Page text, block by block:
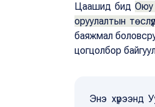
Цаашид бид Оюу
оруулалтын
баяжмал
цогцолбор
Энэ хүрээнд